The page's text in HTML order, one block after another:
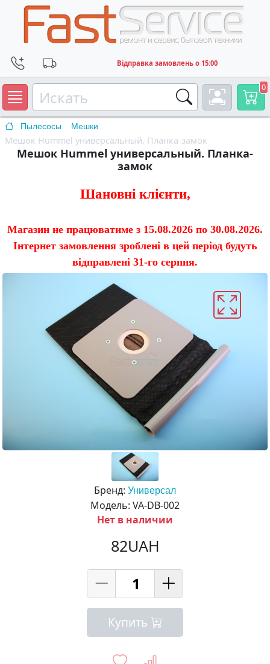
Відправка замовлень о 15:00
0
Пылесосы Мешки
Мешок Hummel универсальный. Планка-замок
Мешок Hummel универсальный. Планка-
замок
Шановні клієнти,
Магазин не працюватиме з 15.08.2026 по 30.08.2026.
Інтернет замовлення зроблені в цей період будуть
відправлені 31-го серпня.
Бренд: Универсал
Модель: VA-DB-002
Нет в наличии
82UAH
Купить